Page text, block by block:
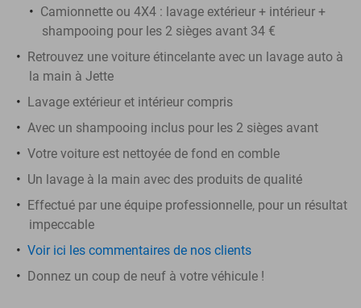
Camionnette ou 4X4 : lavage extérieur + intérieur +
shampooing pour les 2 sièges avant 34 €
Retrouvez une voiture étincelante avec un lavage auto à
la main à Jette
Lavage extérieur et intérieur compris
Avec un shampooing inclus pour les 2 sièges avant
Votre voiture est nettoyée de fond en comble
Un lavage à la main avec des produits de qualité
Effectué par une équipe professionnelle, pour un résultat
impeccable
Voir ici les commentaires de nos clients
Donnez un coup de neuf à votre véhicule !